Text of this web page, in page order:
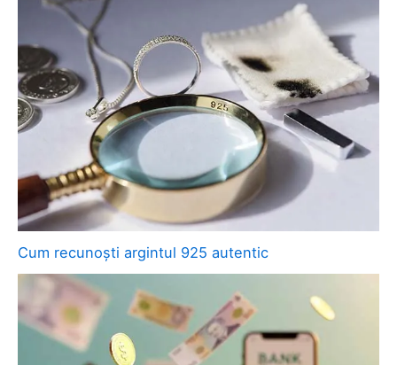
Cum recunoști argintul 925 autentic